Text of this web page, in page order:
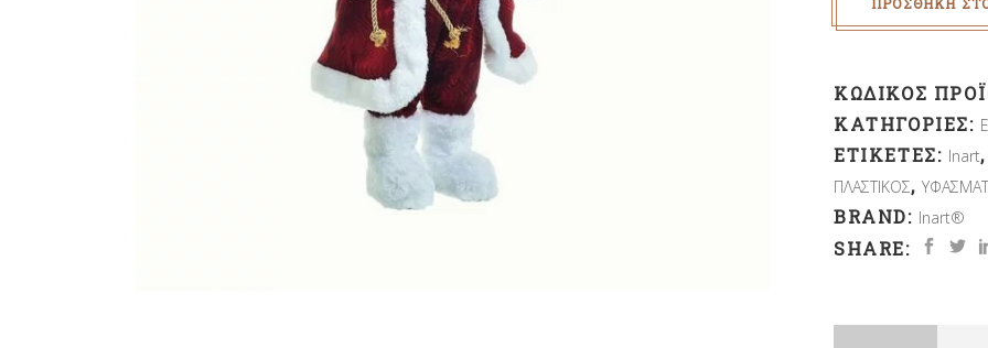
ΚΩΔΙΚΌΣ
ΚΑΤΗΓΟΡΊΕΣ:
ΕΤΙΚΈΤΕΣ: Inart
ΠΛΑΣΤΙΚΟΣ,
BRAND: Inart®
SHARE: